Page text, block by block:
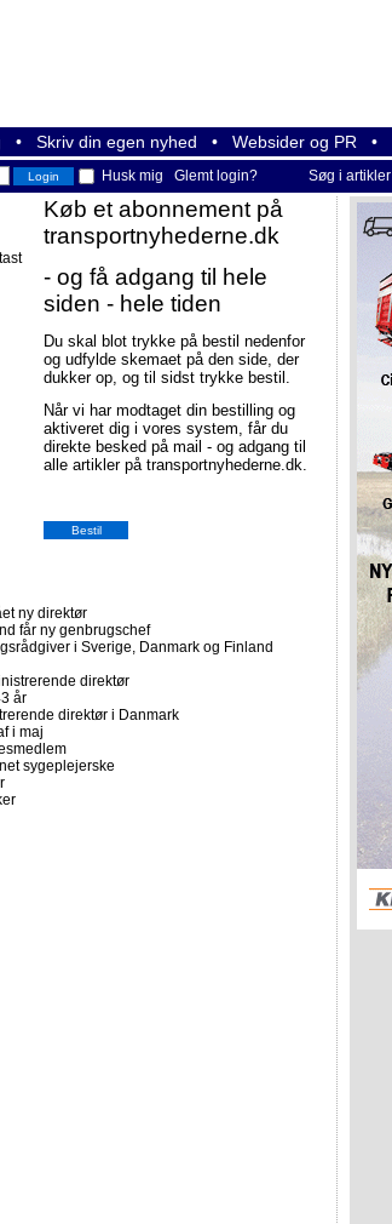
• Skriv din egen nyhed • Websider og PR •
Husk mig Glemt login? Søg i artikler
Køb et abonnement på
transportnyhederne.dk
- og få adgang til hele
siden - hele tiden
Du skal blot trykke på bestil nedenfor
og udfylde skemaet på den side, der
dukker op, og til sidst trykke bestil.
Når vi har modtaget din bestilling og
aktiveret dig i vores system, får du
direkte besked på mail - og adgang til
alle artikler på transportnyhederne.dk.
ny direktør
får ny genbrugschef
i Sverige, Danmark og Finland
direktør
år
direktør i Danmark
i maj
sygeplejerske